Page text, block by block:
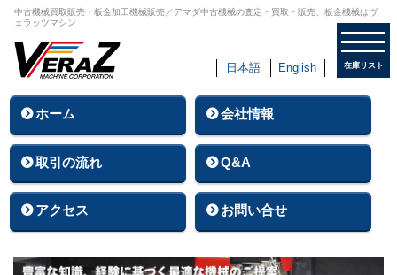
在庫リスト
中古機械買取販売・板金加工機械販売／アマダ中古機械の査定・買取・販売、板金機械はヴ
ェラッツマシン
日本語 English
ホーム 会社情報
取引の流れ Q&A
アクセス お問い合せ